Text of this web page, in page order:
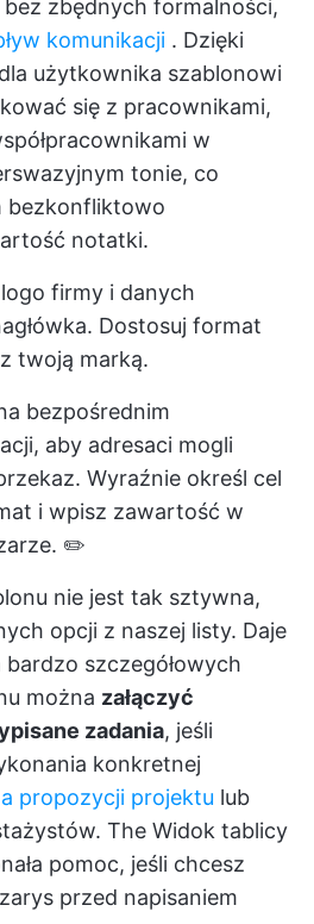
bez zbędnych formalności,
komunikacji . Dzięki
użytkownika szablonowi
się z pracownikami,
w
tonie, co
bezkonfliktowo
notatki.
firmy i danych
Dostosuj format
twoją marką.
bezpośrednim
aby adresaci mogli
Wyraźnie określ cel
i wpisz zawartość w
✏️
nie jest tak sztywna,
opcji z naszej listy. Daje
szczegółowych
można załączyć
zadania, jeśli
konkretnej
propozycji projektu lub
The Widok tablicy
pomoc, jeśli chcesz
przed napisaniem